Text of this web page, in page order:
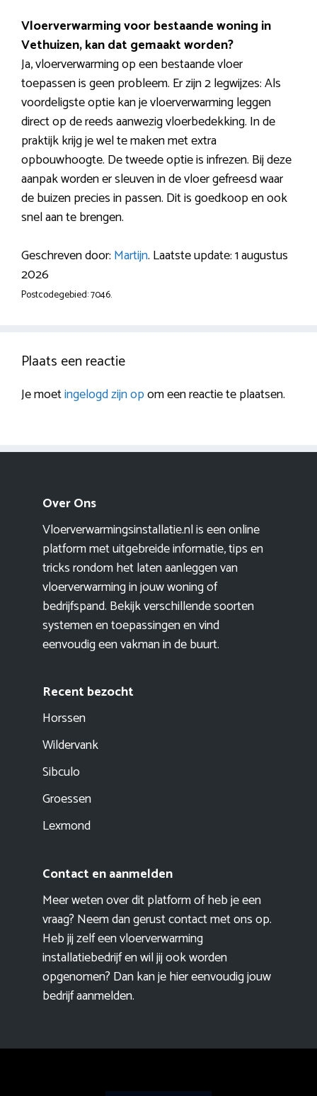
Vloerverwarming voor bestaande woning in
Vethuizen, kan dat gemaakt worden?
Ja, vloerverwarming op een bestaande vloer
toepassen is geen probleem. Er zijn 2 legwijzes: Als
voordeligste optie kan je vloerverwarming leggen
direct op de reeds aanwezig vloerbedekking. In de
praktijk krijg je wel te maken met extra
opbouwhoogte. De tweede optie is infrezen. Bij deze
aanpak worden er sleuven in de vloer gefreesd waar
de buizen precies in passen. Dit is goedkoop en ook
snel aan te brengen.
Geschreven door: Martijn. Laatste update: 1 augustus
2026
Postcodegebied: 7046.
Plaats een reactie
Je moetingelogd zijn opom een reactie te plaatsen.
Over Ons
Vloerverwarmingsinstallatie.nl is een online
platform met uitgebreide informatie, tips en
tricks rondom het laten aanleggen van
vloerverwarming in jouw woning of
bedrijfspand. Bekijk verschillende soorten
systemen en toepassingen en vind
eenvoudig een vakman in de buurt.
Recent bezocht
Horssen
Wildervank
Sibculo
Groessen
Lexmond
Contact en aanmelden
Meer weten over dit platform of heb je een
vraag? Neem dan gerust contact met ons op.
Heb jij zelf een vloerverwarming
installatiebedrijf en wil jij ook worden
opgenomen? Dan kan je hier eenvoudigjouw
bedrijf aanmelden.